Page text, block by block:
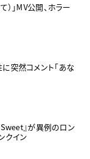
）」MV公開、ホラー
突然コメント「あな
Sweet』が異例のロン
クイン